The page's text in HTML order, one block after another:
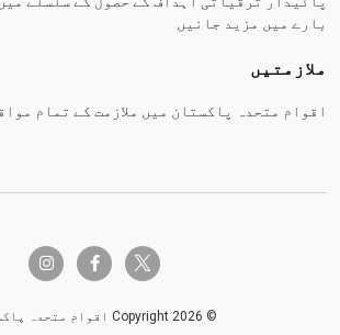
بارے میں مزید جانیں
ملازمتیں
اقوام متحدہ پاکستان میں ملازمت کے تمام
twitter-x
facebook-f
instagram
© Copyright 2026 اقوام متحدہ پاکستان